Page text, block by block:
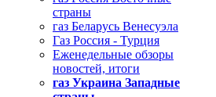
страны
газ Беларусь Венесуэла
Газ Россия - Турция
Еженедельные обзоры
новостей, итоги
газ Украина Западные